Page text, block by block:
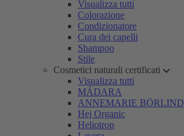
Visualizza tutti
Colorazione
Condizionatore
Cura dei capelli
Shampoo
Stile
Cosmetici naturali certificati
Visualizza tutti
MÁDARA
ANNEMARIE BÖRLIND
Hej Organic
Heliotrop